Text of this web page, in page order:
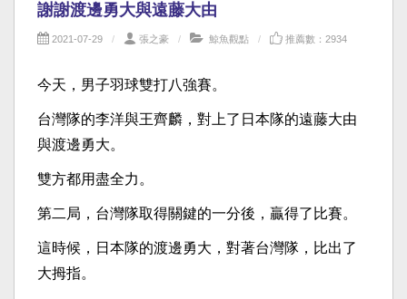
謝謝渡邊勇大與遠藤大由
2021-07-29 張之豪 鯨魚觀點 推薦數：2934
今天，男子羽球雙打八強賽。
台灣隊的李洋與王齊麟，對上了日本隊的遠藤大由
與渡邊勇大。
雙方都用盡全力。
第二局，台灣隊取得關鍵的一分後，贏得了比賽。
這時候，日本隊的渡邊勇大，對著台灣隊，比出了
大拇指。